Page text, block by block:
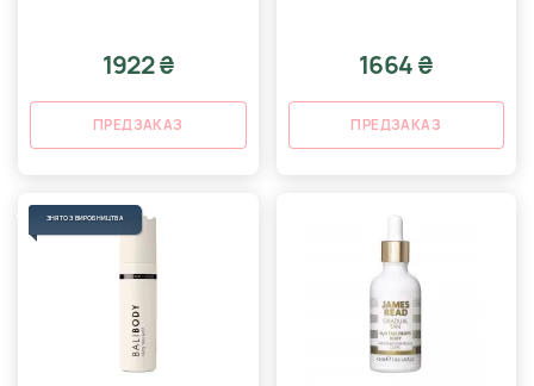
1922 ₴
ПРЕДЗАКАЗ
1664 ₴
ПРЕДЗАКАЗ
ЗНЯТО З ВИРОБНИЦТВА